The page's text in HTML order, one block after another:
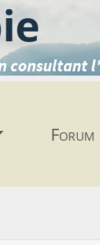
consultant
Forum